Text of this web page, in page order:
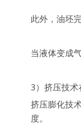
此外，油坯
当液体变成
3）挤压技
挤压膨化技
度。